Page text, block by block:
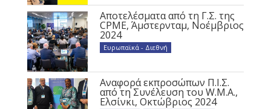
Αποτελέσματα από τη Γ.Σ. της
CPME, Άμστερνταμ, Νοέμβριος
2024
Ευρωπαϊκά - Διεθνή
Αναφορά εκπροσώπων Π.Ι.Σ.
από τη Συνέλευση του W.M.A.,
Ελσίνκι, Οκτώβριος 2024